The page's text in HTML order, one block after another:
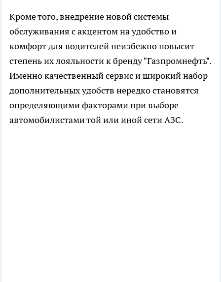
Кроме того, внедрение новой системы
обслуживания с акцентом на удобство и
комфорт для водителей неизбежно повысит
степень их лояльности к бренду "Газпромнефть".
Именно качественный сервис и широкий набор
дополнительных удобств нередко становятся
определяющими факторами при выборе
автомобилистами той или иной сети АЗС.